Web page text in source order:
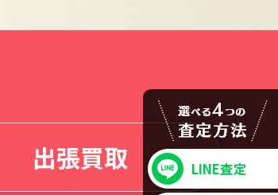
出張買取 LINE査定